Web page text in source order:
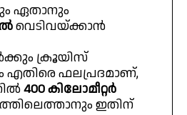
ഏതാനും
വെടിവയ്ക്കാൻ
ക്രൂയിസ്
ഫലപ്രദമാണ്,
400 കിലോമീറ്റർ
ഇതിന്